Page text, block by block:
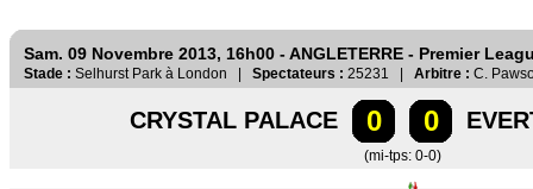
Sam. 09 Novembre 2013, 16h00 - ANGLETERRE - Premier
Stade : Selhurst Park à London | Spectateurs : 25231 | Arbitre : C.
CRYSTAL PALACE 0 0
(mi-tps: 0-0)